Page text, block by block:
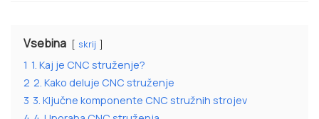
Vsebina skrij
1 1. Kaj je CNC struženje?
2 2. Kako deluje CNC struženje
3 3. Ključne komponente CNC stružnih strojev